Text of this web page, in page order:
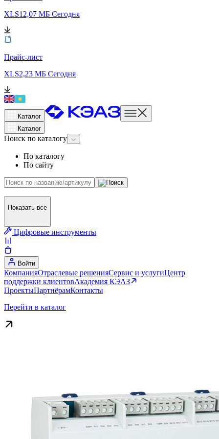
XLS12,07 МБ Сегодня
Прайс-лист
XLS2,23 МБ Сегодня
Каталог
Каталог
Поиск по каталогу
По каталогу
По сайту
Показать все
Цифровые инструменты
Войти
КомпанияОтраслевые решенияСервис и услугиЦентр
поддержки клиентовАкадемия КЭАЗ
ПроектыПартнёрамКонтакты
Перейти в каталог